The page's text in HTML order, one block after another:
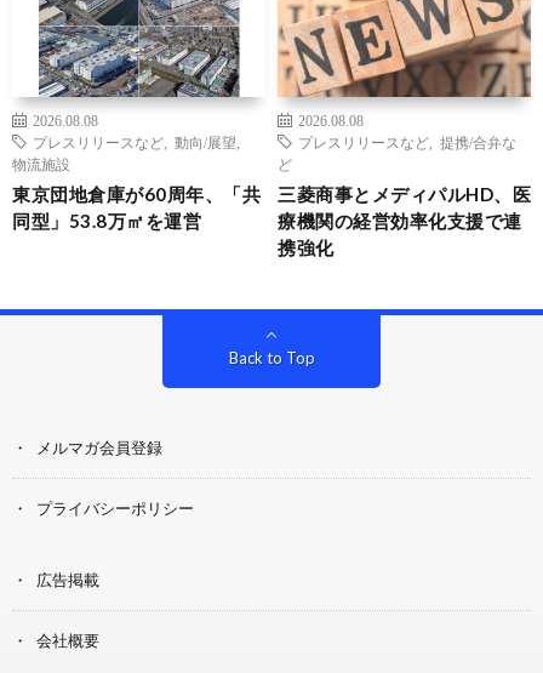
2026.08.08
プレスリリースなど
動向/展望
物流施設
東京団地倉庫が60周年、「共
同型」53.8万㎡を運営
2026.08.08
プレスリリースなど
提携/合弁な
ど
三菱商事とメディパルHD、医
療機関の経営効率化支援で連
携強化
Back to Top
メルマガ会員登録
プライバシーポリシー
広告掲載
会社概要